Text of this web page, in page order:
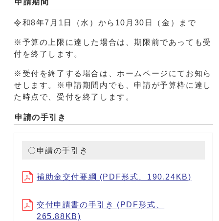
令和8年7月1日（水）から10月30日（金）まで
※予算の上限に達した場合は、期限前であっても受
付を終了します。
※受付を終了する場合は、ホームページにてお知ら
せします。※申請期間内でも、申請が予算枠に達し
た時点で、受付を終了します。
申請の手引き
〇申請の手引き
補助金交付要綱 (PDF形式、190.24KB)
交付申請書の手引き (PDF形式、
265.88KB)